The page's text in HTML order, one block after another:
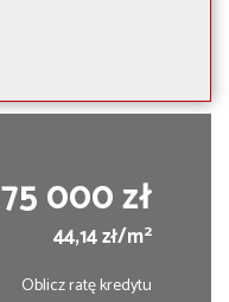
75 000 zł
44,14 zł/m2
Oblicz ratę kredytu